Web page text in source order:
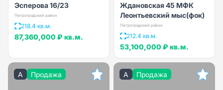
Эсперова 16/23
Петроградский район
218.4 кв.м.
87,360,000 ₽ кв.м.
Ждановская 45 МФК
Леонтьевский мыс(фок)
Петроградский район
212.4 кв.м.
53,100,000 ₽ кв.м.
A Продажа A Продажа